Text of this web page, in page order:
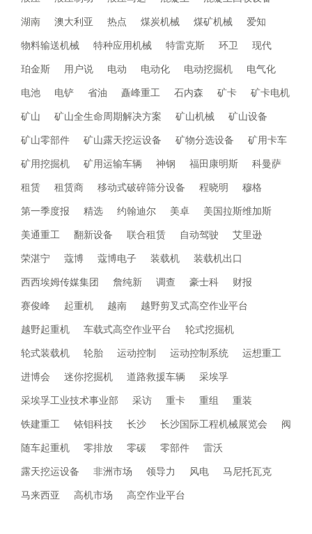
湖南
澳大利亚 热点 煤炭机械 煤矿机械
爱知
物料输送机械
特种应用机械 特雷克斯 环卫
现代
珀金斯
用户说 电动 电动化 电动挖掘机
电气化
电池
电铲 省油 矗峰重工 石内森 矿卡
矿卡电机
矿山
矿山全生命周期解决方案 矿山机械
矿山设备
矿山零部件
矿山露天挖运设备 矿物分选设备
矿用卡车
矿用挖掘机
矿用运输车辆 神钢 福田康明斯
科曼萨
租赁
租赁商 移动式破碎筛分设备 程晓明
穆格
第一季度报
精选 约翰迪尔 美卓
美国拉斯维加斯
美通重工
翻新设备 联合租赁 自动驾驶
艾里逊
荣湛宁
蔻博 蔻博电子 装载机
装载机出口
西西埃姆传媒集团
詹纯新 调查 豪士科
财报
赛俊峰
起重机 越南
越野剪叉式高空作业平台
越野起重机
车载式高空作业平台
轮式挖掘机
轮式装载机
轮胎 运动控制 运动控制系统
运想重工
进博会
迷你挖掘机 道路救援车辆
采埃孚
采埃孚工业技术事业部
采访 重卡 重组
重装
铁建重工
铱钼科技 长沙 长沙国际工程机械展览会
阀
随车起重机
零排放 零碳 零部件
雷沃
露天挖运设备
非洲市场 领导力 风电
马尼托瓦克
马来西亚
高机市场 高空作业平台